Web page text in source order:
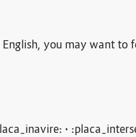
you may want to
•